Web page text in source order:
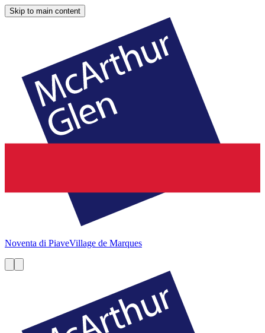
Skip to main content
Noventa di PiaveVillage de Marques